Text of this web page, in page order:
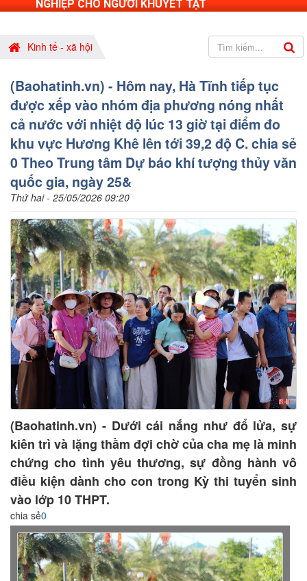
NGHIỆP CHO NGƯỜI KHUYẾT TẬT
Kinh tế - xã hội
(Baohatinh.vn) - Hôm nay, Hà Tĩnh tiếp tục
được xếp vào nhóm địa phương nóng nhất
cả nước với nhiệt độ lúc 13 giờ tại điểm đo
khu vực Hương Khê lên tới 39,2 độ C. chia sẻ
0 Theo Trung tâm Dự báo khí tượng thủy văn
quốc gia, ngày 25&
Thứ hai - 25/05/2026 09:20
(Baohatinh.vn) - Dưới cái nắng như đổ lửa, sự
kiên trì và lặng thầm đợi chờ của cha mẹ là minh
chứng cho tình yêu thương, sự đồng hành vô
điều kiện dành cho con trong Kỳ thi tuyển sinh
vào lớp 10 THPT.
chia sẻ0